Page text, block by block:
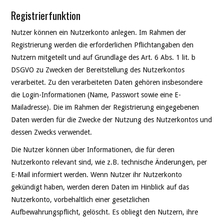
Registrierfunktion
Nutzer können ein Nutzerkonto anlegen. Im Rahmen der
Registrierung werden die erforderlichen Pflichtangaben den
Nutzern mitgeteilt und auf Grundlage des Art. 6 Abs. 1 lit. b
DSGVO zu Zwecken der Bereitstellung des Nutzerkontos
verarbeitet. Zu den verarbeiteten Daten gehören insbesondere
die Login-Informationen (Name, Passwort sowie eine E-
Mailadresse). Die im Rahmen der Registrierung eingegebenen
Daten werden für die Zwecke der Nutzung des Nutzerkontos und
dessen Zwecks verwendet.
Die Nutzer können über Informationen, die für deren
Nutzerkonto relevant sind, wie z.B. technische Änderungen, per
E-Mail informiert werden. Wenn Nutzer ihr Nutzerkonto
gekündigt haben, werden deren Daten im Hinblick auf das
Nutzerkonto, vorbehaltlich einer gesetzlichen
Aufbewahrungspflicht, gelöscht. Es obliegt den Nutzern, ihre